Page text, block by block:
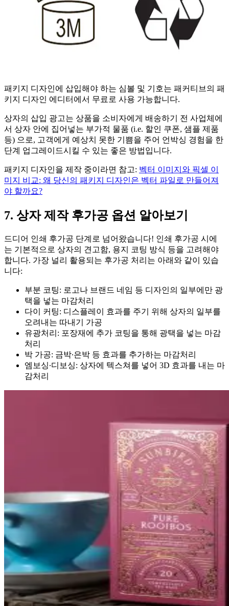
패키지 디자인에 삽입해야 하는 심볼 및 기호는 패커티브의 패
키지 디자인 에디터에서 무료로 사용 가능합니다.
상자의 삽입 광고는 상품을 소비자에게 배송하기 전 사업체에
서 상자 안에 집어넣는 부가적 물품 (i.e. 할인 쿠폰, 샘플 제품
등) 으로, 고객에게 예상치 못한 기쁨을 주어 언박싱 경험을 한
단계 업그레이드시킬 수 있는 좋은 방법입니다.
패키지 디자인을 제작 중이라면 참고: 벡터 이미지와 픽셀 이
미지 비교: 왜 당신의 패키지 디자인은 벡터 파일로 만들어져
야 할까요?
7. 상자 제작 후가공 옵션 알아보기
드디어 인쇄 후가공 단계로 넘어왔습니다! 인쇄 후가공 시에
는 기본적으로 상자의 견고함, 용지 코팅 방식 등을 고려해야
합니다. 가장 널리 활용되는 후가공 처리는 아래와 같이 있습
니다:
부분 코팅: 로고나 브랜드 네임 등 디자인의 일부에만 광
택을 넣는 마감처리
다이 커팅: 디스플레이 효과를 주기 위해 상자의 일부를
오려내는 따내기 가공
유광처리: 포장재에 추가 코팅을 통해 광택을 넣는 마감
처리
박 가공: 금박∙은박 등 효과를 추가하는 마감처리
엠보싱∙디보싱: 상자에 텍스쳐를 넣어 3D 효과를 내는 마
감처리